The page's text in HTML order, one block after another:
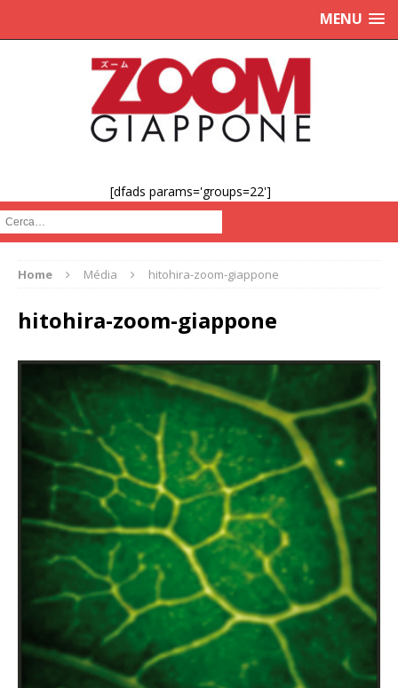
MENU
[dfads params='groups=22']
Cerca :
Home Média hitohira-zoom-giappone
hitohira-zoom-giappone